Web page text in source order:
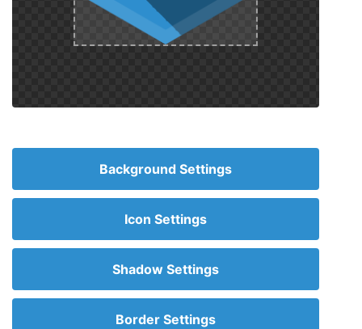
Background Settings
Icon Settings
Shadow Settings
Border Settings